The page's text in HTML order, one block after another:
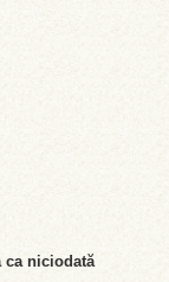
ca niciodată